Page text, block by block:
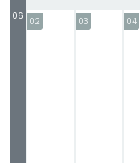
06 02 03 04